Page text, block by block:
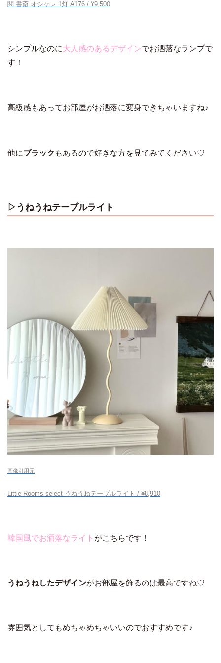
関 書斎 オシャレ 1灯 A176 / ¥9,500
シンプルなのに大人感のあるデザインでお洒落なランプで
す！
高級感もあってお部屋がお洒落に変身できちゃいますね♪
他にブラック もあるので好きな方を見てみてください♡
▷うねうねテーブルライト
画像引用元
Little Rooms select うねうねテーブルライト / ¥8,910
韓国風でお洒落なライト がこちらです！
うねうねしたデザインがお部屋を飾るのは最高ですね♡
雰囲気としてもめちゃめちゃいいのでおすすめです♪